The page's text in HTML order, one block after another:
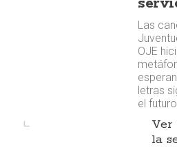
Las
OJE
letras
el
Ver
la